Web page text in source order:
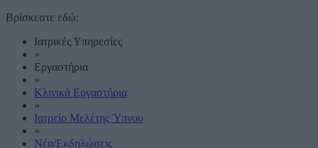
Βρίσκεστε εδώ:
Ιατρικές Υπηρεσίες
»
Εργαστήρια
»
Κλινικά Εργαστήρια
»
Ιατρείο Μελέτης Ύπνου
»
Νέα/Εκδηλώσεις